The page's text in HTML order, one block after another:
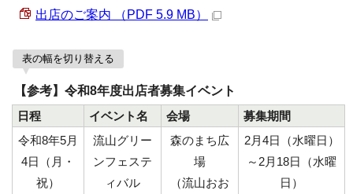
出店のご案内 （PDF 5.9 MB）
表の幅を切り替える
【参考】令和8年度出店者募集イベント
日程
イベント名 会場
募集期間
令和8年5月
4日（月・
祝）
流山グリー
ンフェステ
ィバル
森のまち広
場
（流山おお
2月4日（水曜日）
～2月18日（水曜
日）